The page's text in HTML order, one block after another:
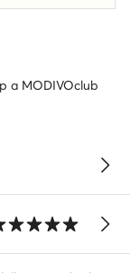
a MODIVOclub